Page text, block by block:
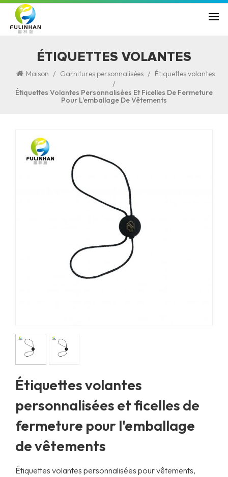
ÉTIQUETTES VOLANTES
Maison / Garnitures personnalisées / Étiquettes volantes
/
Étiquettes Volantes Personnalisées Et Ficelles De Fermeture
Pour L'emballage De Vêtements
Étiquettes volantes
personnalisées et ficelles de
fermeture pour l'emballage
de vêtements
Étiquettes volantes personnalisées pour vêtements,